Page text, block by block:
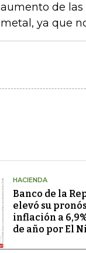
aumento de las
metal, ya que
HACIENDA
Banco de la
elevó su
inflación a
de año por El